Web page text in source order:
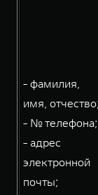
- фамилия,
имя,
- № телефона;
- адрес
электронной
почты;